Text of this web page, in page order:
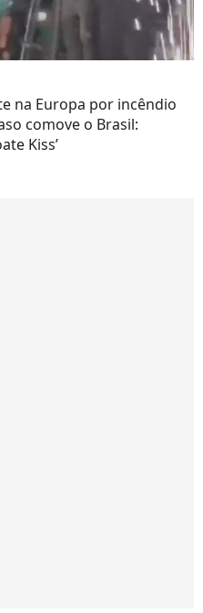
na Europa por incêndio
comove o Brasil:
Kiss’